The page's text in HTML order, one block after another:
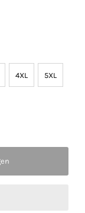
4XL 5XL